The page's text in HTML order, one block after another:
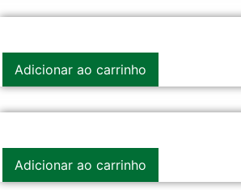
Adicionar ao carrinho
Adicionar ao carrinho